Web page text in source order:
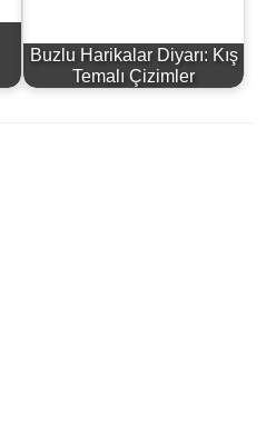
Buzlu Harikalar Diyarı: Kış
Temalı Çizimler